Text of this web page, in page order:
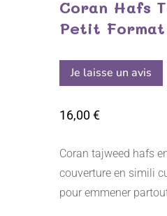
Coran Hafs
Petit Format
Je laisse un avis
16,00€
Coran tajweed hafs
couverture en simili
pour emmener